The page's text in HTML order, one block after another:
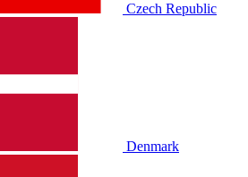
Czech Republic
Denmark